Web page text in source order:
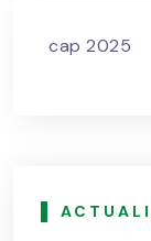
cap 2025